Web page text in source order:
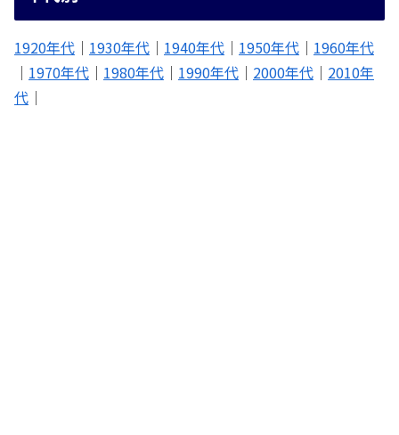
1920年代 ｜ 1930年代 ｜ 1940年代 ｜ 1950年代 ｜ 1960年代
｜ 1970年代 ｜ 1980年代 ｜ 1990年代 ｜ 2000年代 ｜ 2010年
代 ｜